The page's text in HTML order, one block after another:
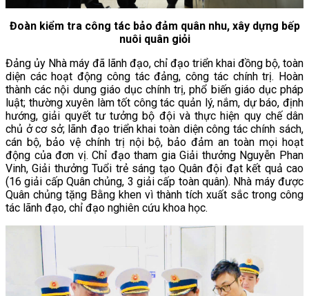
Đoàn kiểm tra công tác bảo đảm quân nhu, xây dựng bếp
nuôi quân giỏi
Đảng ủy Nhà máy đã lãnh đạo, chỉ đạo triển khai đồng bộ, toàn
diện các hoạt động công tác đảng, công tác chính trị. Hoàn
thành các nội dung giáo dục chính trị, phổ biến giáo dục pháp
luật; thường xuyên làm tốt công tác quản lý, nắm, dự báo, định
hướng, giải quyết tư tưởng bộ đội và thực hiện quy chế dân
chủ ở cơ sở; lãnh đạo triển khai toàn diện công tác chính sách,
cán bộ, bảo vệ chính trị nội bộ, bảo đảm an toàn mọi hoạt
động của đơn vị. Chỉ đạo tham gia Giải thưởng Nguyễn Phan
Vinh, Giải thưởng Tuổi trẻ sáng tạo Quân đội đạt kết quả cao
(16 giải cấp Quân chủng, 3 giải cấp toàn quân). Nhà máy được
Quân chủng tặng Bằng khen vì thành tích xuất sắc trong công
tác lãnh đạo, chỉ đạo nghiên cứu khoa học.